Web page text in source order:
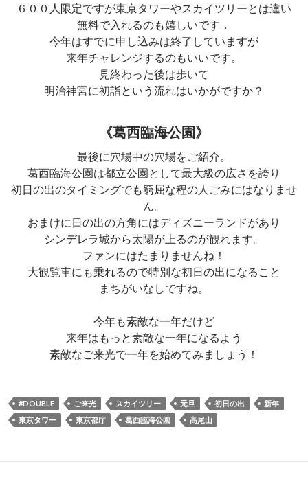
６００人限定ですが東京タワーやスカイツリーとは違い
無料で入れるのも嬉しいです．
今年はすでに申し込みは終了していますが
来年チャレンジするのもいいです。
見終わった後は歩いて
明治神宮に初詣という流れはいかがですか？
《葛西臨海公園》
最後に穴場中の穴場をご紹介。
葛西臨海公園は都立公園として最大級の広さを誇り
初日の出のタイミングでも窮屈な程の人ごみにはなりませ
ん。
おまけに日の出の方角にはディズニーランドがあり
シンデレラ城から太陽が上るのが観れます。
ファンにはたまりませんね！
大観覧車にも乗れるので特別な初日の出になること
まちがいなしですね。
今年も素敵な一年だけど
来年はもっと素敵な一年になるよう
素敵なご来光で一年を始めてみましょう！
#DOUBLE ご来光 スカイツリー 元旦 初日の出
新年
東京タワー
東京都庁 葛西臨海公園 高尾山